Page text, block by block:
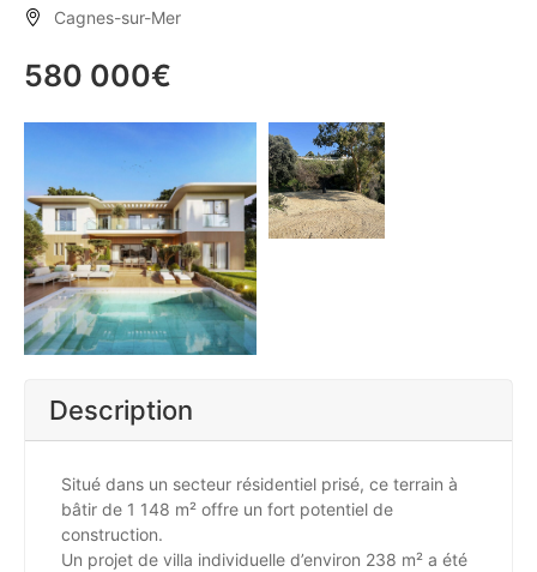
Cagnes-sur-Mer
580 000€
Description
Situé dans un secteur résidentiel prisé, ce terrain à
bâtir de 1 148 m² offre un fort potentiel de
construction.
Un projet de villa individuelle d’environ 238 m² a été